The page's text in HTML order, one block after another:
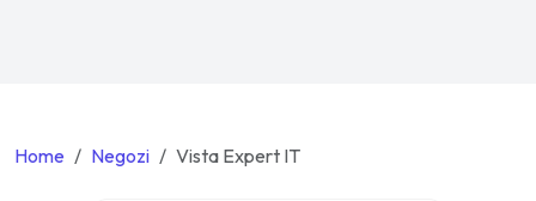
Home Negozi Vista Expert IT